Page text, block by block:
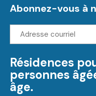
Abonnez-vous à
Adresse
courriel:
Résidences
personnes
âge.